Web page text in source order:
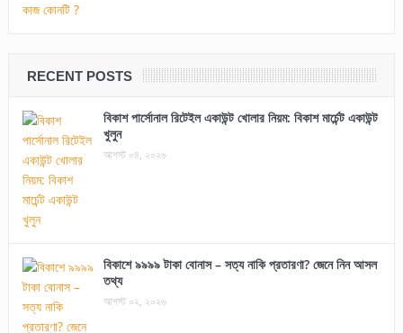
RECENT POSTS
বিকাশ পার্সোনাল রিটেইল একাউন্ট খোলার নিয়ম: বিকাশ মার্চেন্ট একাউন্ট
খুলুন
আগস্ট ০৪, ২০২৬
বিকাশে ৯৯৯৯ টাকা বোনাস – সত্য নাকি প্রতারণা? জেনে নিন আসল
তথ্য
আগস্ট ০২, ২০২৬